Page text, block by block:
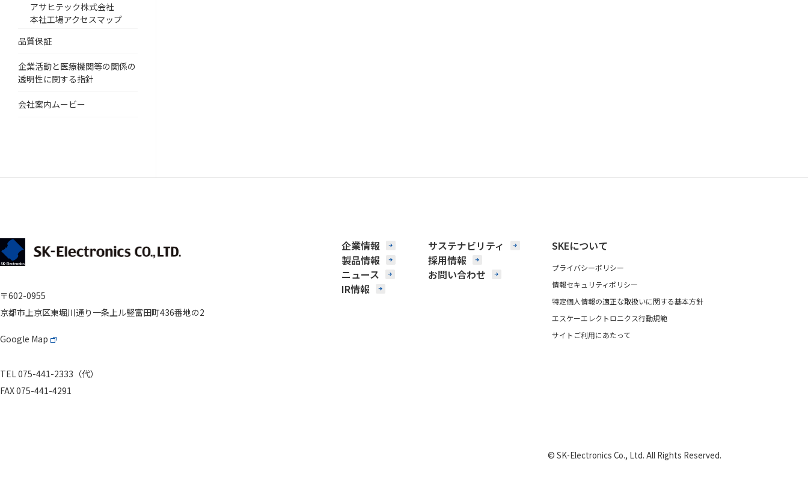
アサヒテック株式会社
本社工場アクセスマップ
品質保証
企業活動と医療機関等の関係の
透明性に関する指針
会社案内ムービー
〒602-0955
京都市上京区東堀川通り 一条上ル竪富田町436番地の2
Google Map
TEL 075-441-2333（代）
FAX 075-441-4291
企業情報
製品情報
ニュース
IR情報
サステナビリティ
採用情報
お問い合わせ
SKEについて
プライバシーポリシー
情報セキュリティポリシー
特定個人情報の適正な取扱いに関する基本方針
エスケーエレクトロニクス行動規範
サイトご利用にあたって
© SK-Electronics Co., Ltd. All Rights Reserved.